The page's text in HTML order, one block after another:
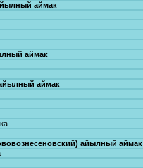
аймак
аймак
аймак
айылный аймак